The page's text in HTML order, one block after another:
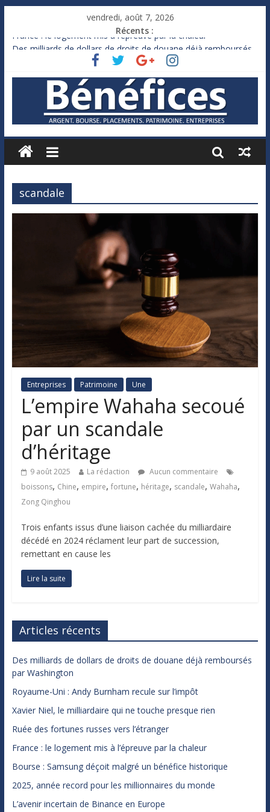
vendredi, août 7, 2026
Récents :
France : le logement mis à l’épreuve par la chaleur
Des milliards de dollars de droits de douane déjà remboursés
Royaume-Uni : Andy Burnham recule sur l’impôt
Xavier Niel, le milliardaire qui ne touche presque rien
Ruée des fortunes russes vers l’étranger
scandale
Entreprises Patrimoine Une
L’empire Wahaha secoué
par un scandale
d’héritage
9 août 2025 La rédaction
Aucun commentaire
boissons, Chine, empire, fortune, héritage, scandale, Wahaha,
Zong Qinghou
Trois enfants issus d’une liaison cachée du milliardaire
décédé en 2024 réclament leur part de succession,
remettant en cause les
Lire la suite
Articles récents
Des milliards de dollars de droits de douane déjà remboursés
par Washington
Royaume-Uni : Andy Burnham recule sur l’impôt
Xavier Niel, le milliardaire qui ne touche presque rien
Ruée des fortunes russes vers l’étranger
France : le logement mis à l’épreuve par la chaleur
Bourse : Samsung déçoit malgré un bénéfice historique
2025, année record pour les millionnaires du monde
L’avenir incertain de Binance en Europe